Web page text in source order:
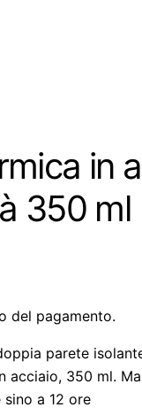
in
350 ml
del pagamento.
parete
350 ml.
a 12 ore